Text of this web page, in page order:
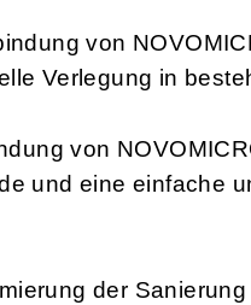
von
Verlegung in
von
und eine einfache
der